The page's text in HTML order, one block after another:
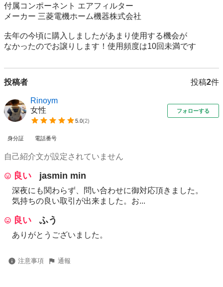
付属コンポーネント エアフィルター
メーカー 三菱電機ホーム機器株式会社
去年の今頃に購入しましたがあまり使用する機会が
なかったのでお譲りします！使用頻度は10回未満です
投稿者 投稿2件
Rinoym
女性
5.0(2)
フォローする
身分証 電話番号
自己紹介文が設定されていません
良い jasmin min
深夜にも関わらず、問い合わせに御対応頂きました。
気持ちの良い取引が出来ました。お...
良い ふう
ありがとうございました。
注意事項 通報